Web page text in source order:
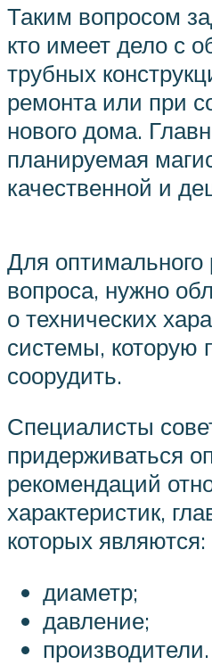
Таким вопросом
кто имеет дело с
трубных
ремонта или при
нового дома.
планируемая
качественной и
Для
вопроса, нужно
о технических
системы, которую
соорудить.
Специалисты
придерживаться
рекомендаций
характеристик,
которых являются:
диаметр;
давление;
производители.